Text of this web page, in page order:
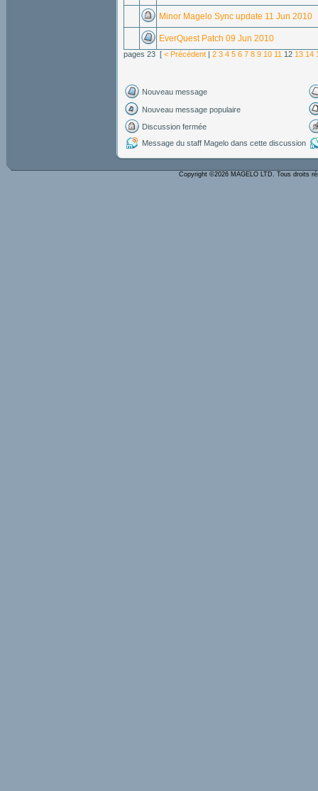
Minor Magelo Sync update 11 Jun 2010
EverQuest Patch 09 Jun 2010
pages 23 [ < Précédent | 2 3 4 5 6 7 8 9 10 11 12 13 14
Nouveau message
Nouveau message populaire
Discussion fermée
Message du staff Magelo dans cette discussion
Copyright ©2026 MAGELO LTD. Tous droits